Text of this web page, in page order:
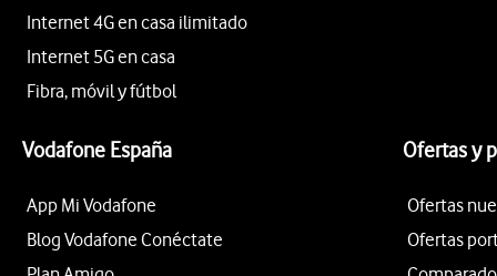
Internet 4G en casa ilimitado
Internet 5G en casa
Fibra, móvil y fútbol
Vodafone España
App Mi Vodafone
Blog Vodafone Conéctate
Ofertas y
Ofertas
Ofertas